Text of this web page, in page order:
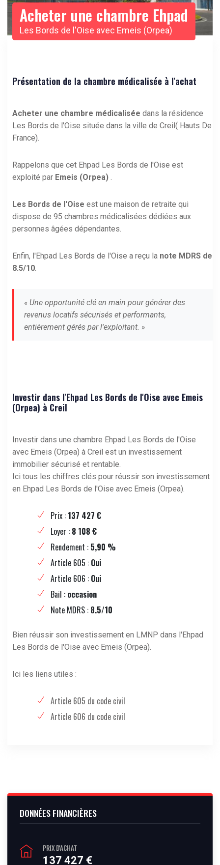
Acheter une chambre Ehpad
Les Bords de l'Oise avec Emeis (Orpea)
Présentation de la chambre médicalisée à l'achat
Acheter une chambre médicalisée dans la résidence
Les Bords de l'Oise située dans la ville de Creil( Hauts De
France).
Rappelons que cet Ehpad Les Bords de l'Oise est
exploité par Emeis (Orpea) .
Les Bords de l'Oise est une maison de retraite qui
dispose de 95 chambres médicalisées dédiées aux
personnes âgées dépendantes.
Enfin, l'Ehpad Les Bords de l'Oise a reçu la note MDRS de
8.5/10.
« Une opportunité clé en main pour générer des
revenus locatifs sécurisés et performants,
entièrement gérés par l'exploitant. »
Investir dans l'Ehpad Les Bords de l'Oise avec Emeis
(Orpea) à Creil
Investir dans une chambre Ehpad Les Bords de l'Oise
avec Emeis (Orpea) à Creil est un investissement
immobilier sécurisé et rentable.
Ici tous les chiffres clés pour réussir son investissement
en Ehpad Les Bords de l'Oise avec Emeis (Orpea).
Prix : 137 427 €
Loyer : 8 108 €
Rendement : 5,90 %
Article 605 : Oui
Article 606 : Oui
Bail : occasion
Note MDRS : 8.5/10
Bien réussir son investissement en LMNP dans l'Ehpad
Les Bords de l'Oise avec Emeis (Orpea).
Ici les liens utiles :
Article 605 du code civil
Article 606 du code civil
DONNÉES FINANCIÈRES
PRIX D'ACHAT
137 427 €